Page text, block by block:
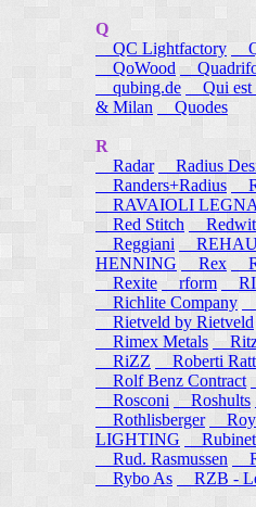
Q
QC Lightfactory
QoWood
qubing.de
Qui est
& Milan
Quodes
R
Radar
Radius
Randers+Radius
RAVAIOLI
Red Stitch
Reggiani
REHAU
HENNING
Rex
Rexite
rform
Richlite Company
Rietveld by Rietveld
Rimex Metals
RiZZ
Roberti
Rolf Benz Contract
Rosconi Roshults
Rothlisberger
LIGHTING
Rud. Rasmussen
Rybo As
RZB -